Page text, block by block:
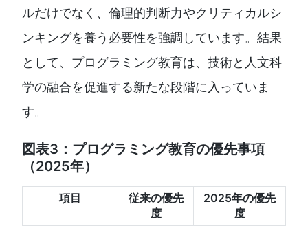
ルだけでなく、倫理的判断力やクリティカルシ
ンキングを養う必要性を強調しています。結果
として、プログラミング教育は、技術と人文科
学の融合を促進する新たな段階に入っていま
す。
図表3：プログラミング教育の優先事項
（2025年）
項目
従来の優先
度
2025年の優先
度